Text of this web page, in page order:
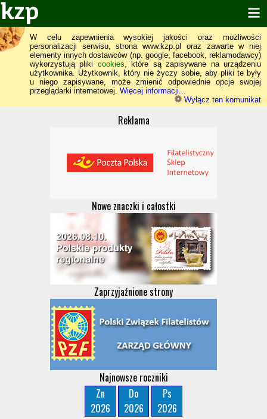
W celu zapewnienia wysokiej jakości oraz możliwości
personalizacji serwisu, strona www.kzp.pl oraz zawarte w niej
elementy innych dostawców (np. google, facebook, reklamodawcy)
wykorzystują pliki cookies, które są zapisywane na urządzeniu
użytkownika. Użytkownik, który nie życzy sobie, aby pliki te były
u niego zapisywane, może zmienić odpowiednie opcje swojej
przeglądarki internetowej. Więcej informacji...
Wyłącz ten komunikat
Reklama
Nowe znaczki i całostki
Zaprzyjaźnione strony
Najnowsze roczniki
Zn
2026
Do
2026
Ps
2026